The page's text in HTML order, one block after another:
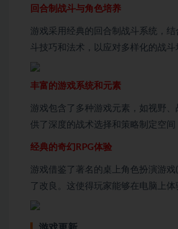
回合制战斗与角色培养
游戏采用经典的回合制战斗系统，
斗技巧和法术，以应对多样化的战斗
丰富的游戏系统和元素
游戏包含了多种游戏元素，如视野
供了深度的战术选择和策略制定空
经典的奇幻RPG体验
游戏借鉴了著名的桌上角色扮演游
了改良。这使得玩家能够在电脑上